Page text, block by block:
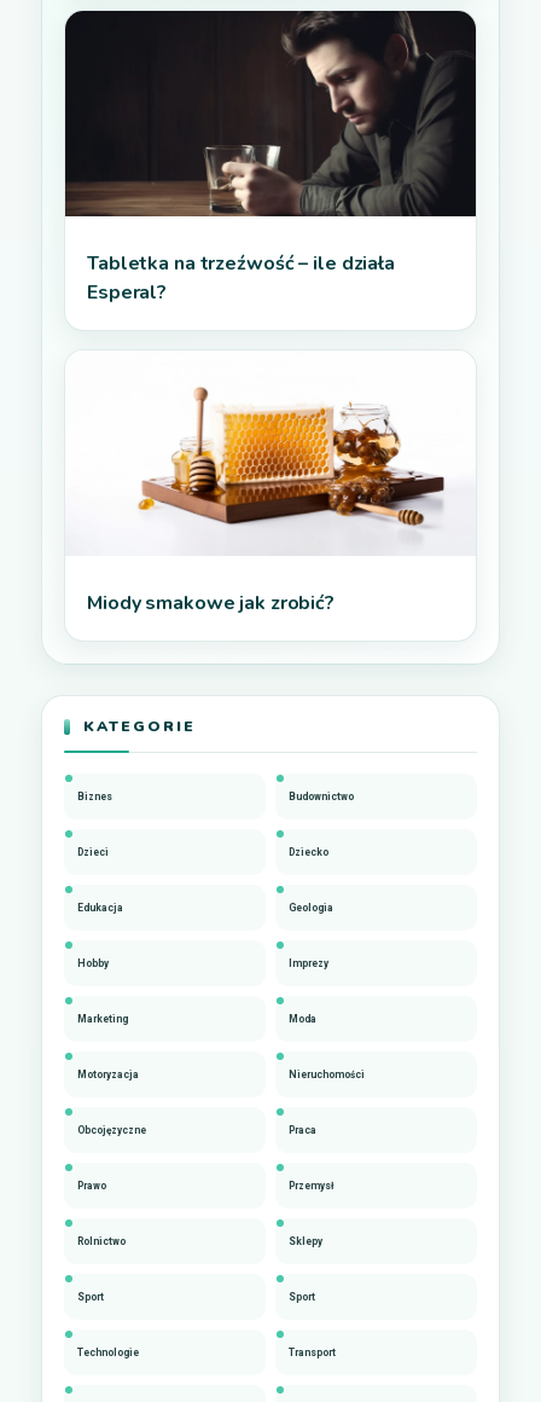
Tabletka na trzeźwość – ile działa
Esperal?
Miody smakowe jak zrobić?
KATEGORIE
Biznes Budownictwo
Dzieci Dziecko
Edukacja Geologia
Hobby Imprezy
Marketing Moda
Motoryzacja Nieruchomości
Obcojęzyczne Praca
Prawo Przemysł
Rolnictwo Sklepy
Sport Sport
Technologie Transport